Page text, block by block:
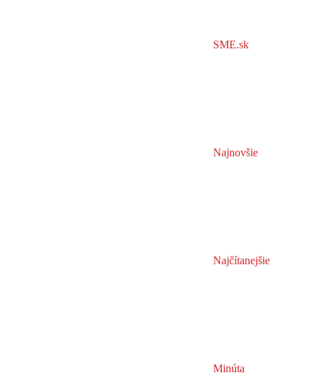
SME.sk
Najnovšie
Najčítanejšie
Minúta